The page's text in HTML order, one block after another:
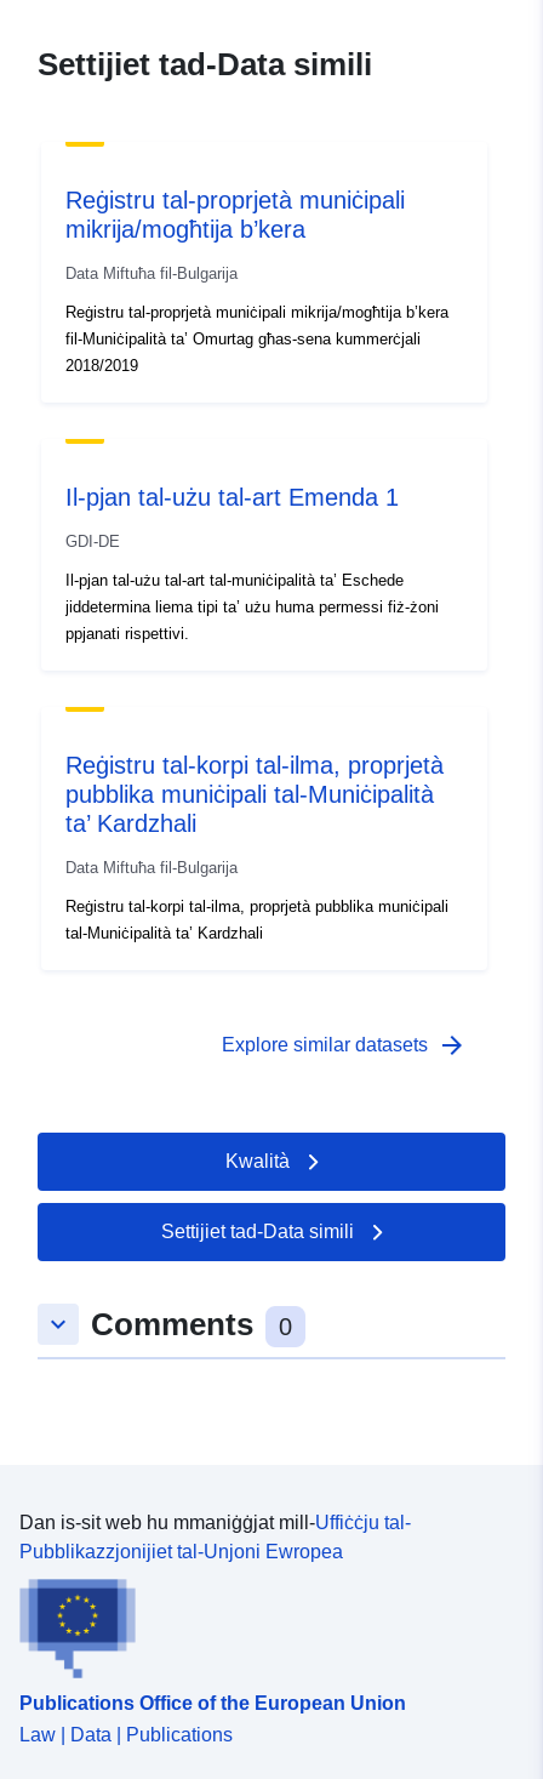
Punti ta' Kuntatt:
Vlaamse
URL:
https://vmm.vlaanderen.be
Katalgu:
28 July 2026
Aġġornat fuq data.europa.eu:
Spazjali:
Identifikaturi:
7ae4bab8-dc94-48f5-a883-
Drittijiet ta'
Aċċess:
public
Settijiet tad-Data simili
Reġistru tal-proprjetà muniċipali
mikrija/mogħtija b’kera
Data Miftuħa fil-Bulgarija
Reġistru tal-proprjetà muniċipali mikrija/mogħtija b’kera
fil-Muniċipalità ta’ Omurtag għas-sena kummerċjali
2018/2019
Il-pjan tal-użu tal-art Emenda 1
GDI-DE
Il-pjan tal-użu tal-art tal-muniċipalità ta’ Eschede
jiddetermina liema tipi ta’ użu huma permessi fiż-żoni
ppjanati rispettivi.
Reġistru tal-korpi tal-ilma, proprjetà
pubblika muniċipali tal-Muniċipalità
ta’ Kardzhali
Data Miftuħa fil-Bulgarija
Reġistru tal-korpi tal-ilma, proprjetà pubblika muniċipali
tal-Muniċipalità ta’ Kardzhali
Explore similar datasets arrow_forward
Kwalità
Settijiet tad-Data simili
keyboard_arrow_down Comments 0
Dan is-sit web hu mmaniġġjat mill-Uffiċċju tal-
Pubblikazzjonijiet tal-Unjoni Ewropea
Publications Office of the European Union
Law | Data | Publications